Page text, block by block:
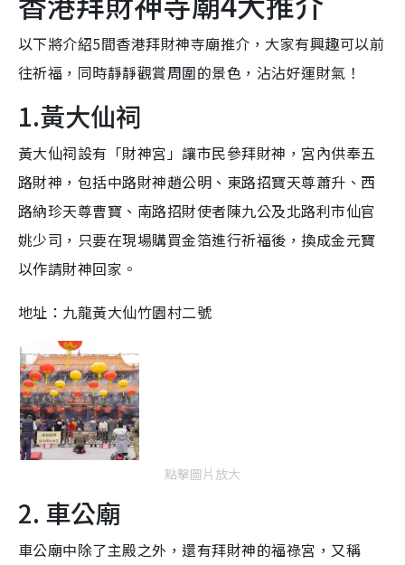
以下將介紹5間香港拜財神寺廟推介，大家有興趣可以前
往祈福，同時靜靜觀賞周圍的景色，沾沾好運財氣！
1.黃大仙祠
黃大仙祠設有「財神宮」讓市民參拜財神，宮內供奉五
路財神，包括中路財神趙公明、東路招寶天尊蕭升、西
路納珍天尊曹寶、南路招財使者陳九公及北路利市仙官
姚少司，只要在現場購買金箔進行祈福後，換成金元寶
以作請財神回家。
地址：九龍黃大仙竹園村二號
點擊圖片放大
2. 車公廟
車公廟中除了主殿之外，還有拜財神的福祿宮，又稱